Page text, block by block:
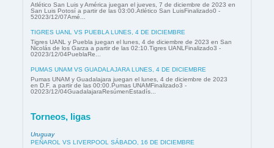
Atlético San Luis y América juegan el jueves, 7 de diciembre de 2023 en
San Luis Potosí a partir de las 03:00.Atlético San LuisFinalizado0 -
52023/12/07Amé...
TIGRES UANL VS PUEBLA LUNES, 4 DE DICIEMBRE
Tigres UANL y Puebla juegan el lunes, 4 de diciembre de 2023 en San
Nicolás de los Garza a partir de las 02:10.Tigres UANLFinalizado3 -
02023/12/04PueblaRe...
PUMAS UNAM VS GUADALAJARA LUNES, 4 DE DICIEMBRE
Pumas UNAM y Guadalajara juegan el lunes, 4 de diciembre de 2023
en D.F. a partir de las 00:00.Pumas UNAMFinalizado3 -
02023/12/04GuadalajaraResúmenEstadís...
Torneos, ligas
Uruguay
PEÑAROL VS LIVERPOOL SÁBADO, 16 DE DICIEMBRE